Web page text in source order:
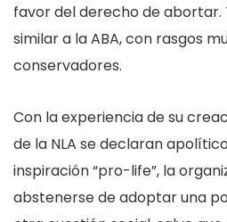
favor del derecho de abortar.
similar a la ABA, con rasgos
conservadores.
Con la experiencia de su
de la NLA se declaran
inspiración “pro-life”, la
abstenerse de adoptar una